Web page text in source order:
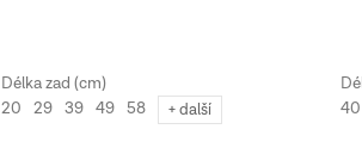
20 29 39 49 58 + další 40